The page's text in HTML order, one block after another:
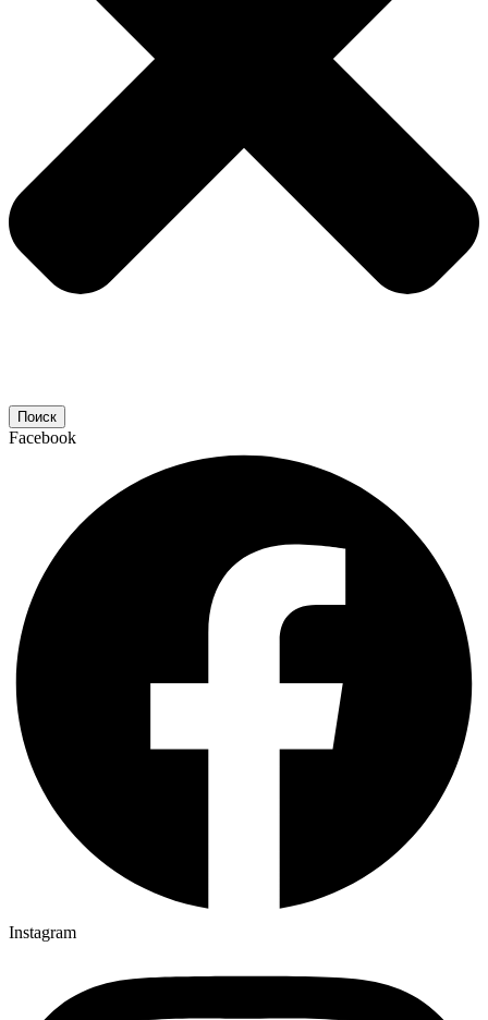
Поиск
Facebook
Instagram